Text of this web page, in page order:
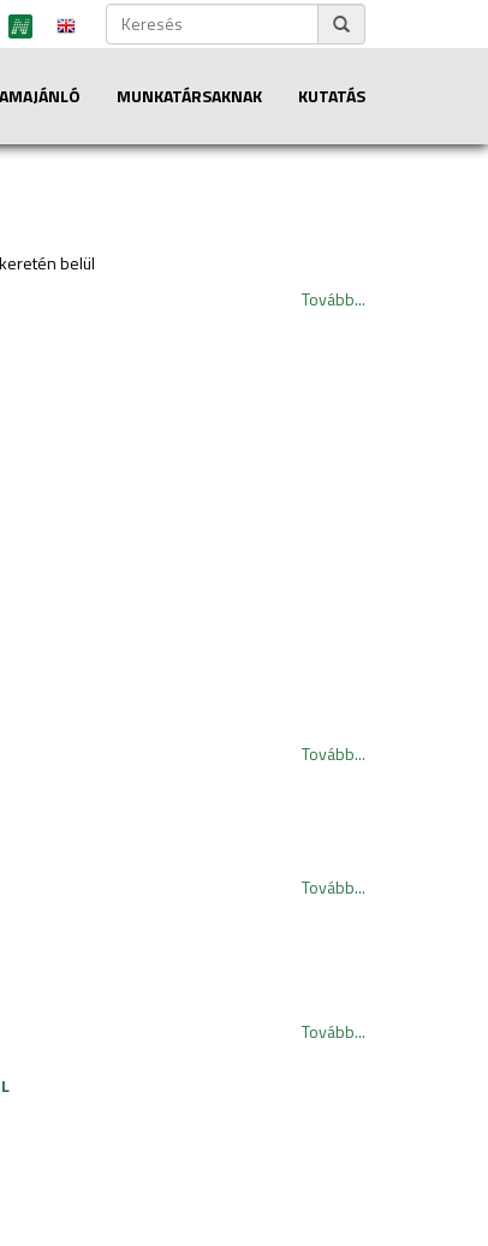
MUNKATÁRSAKNAK KUTATÁS
belül
Tovább...
Tovább...
Tovább...
Tovább...